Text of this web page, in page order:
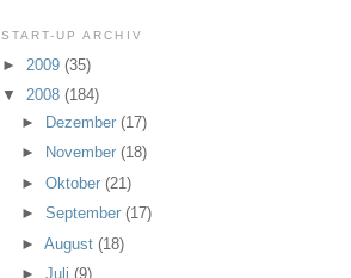
START-UP ARCHIV
► 2009(35)
▼2008(184)
► Dezember (17)
►
November (18)
► Oktober (21)
► September (17)
► August (18)
► Juli (9)